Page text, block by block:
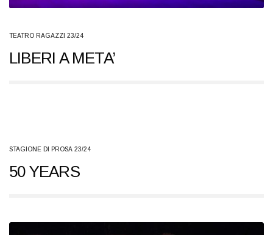
TEATRO RAGAZZI 23/24
LIBERI A META’
STAGIONE DI PROSA 23/24
50 YEARS